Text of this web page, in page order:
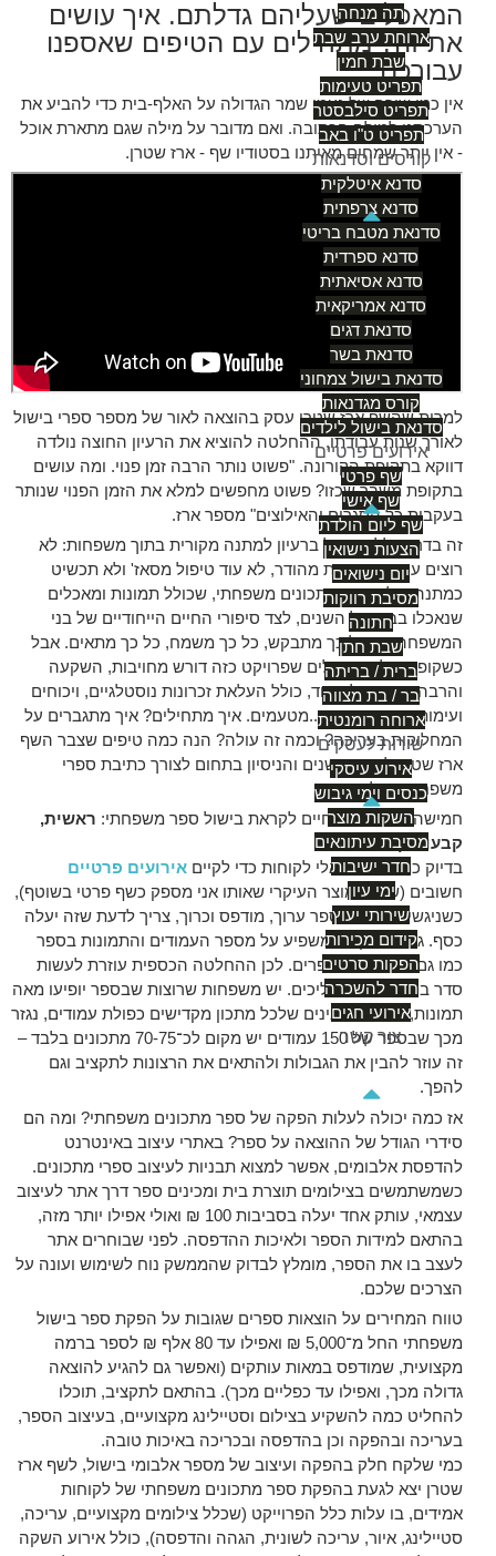
תה מנחה
ארוחת ערב שבת
שבת חמין
תפריט טעימות
תפריט סילבסטר
תפריט ט"ו באב
קורסים וסדנאות
סדנא איטלקית
סדנא צרפתית
סדנאת מטבח בריטי
סדנא ספרדית
סדנא אסיאתית
סדנא אמריקאית
סדנאת דגים
סדנאת בשר
סדנאת בישול צמחוני
קורס מגדנאות
סדנאת בישול לילדים
אירועים פרטיים
שף פרטי
שף אישי
שף ליום הולדת
הצעות נישואין
יום נישואים
מסיבת רווקות
חתונה
שבת חתן
ברית / בריתה
בר / בת מצווה
ארוחה רומנטית
שירות לעסקים
אירוע עיסקי
כנסים וימי גיבוש
השקות מוצר
מסיבת עיתונאים
חדר ישיבות
ימי עיון
שירותי יעוץ
קידום מכירות
הפקות סרטים
חדר להשכרה
אירועי חגים
צור קשר
המאכלים שעליהם גדלתם. איך עושים
את זה? מתחילים עם הטיפים שאספנו
עבורכם.
אין כמו שירה של נעמי שמר הגדולה על האלף-בית כדי להביע את
הערכתנו למילה הכתובה. ואם מדובר על מילה שגם מתארת אוכל
- אין יותר שמחים מאיתנו בסטודיו שף - ארז שטרן.
למרות שהשף ארז שטרן עסק בהוצאה לאור של מספר ספרי בישול
לאורך שנות עבודתו, ההחלטה להוציא את הרעיון החוצה נולדה
דווקא בתקופת הקורונה. "פשוט נותר הרבה זמן פנוי. ומה עושים
בתקופת משבר שכזו? פשוט מחפשים למלא את הזמן הפנוי שנותר
בעקבות כל הסגרים והאילוצים" מספר ארז.
זה בדרך כלל מתחיל ברעיון למתנה מקורית בתוך משפחות: לא
רוצים עוד סט מגבות מהודר, לא עוד טיפול מסאז' ולא תכשיט
כמתנה. אלא ספר מתכונים משפחתי, שכולל תמונות ומאכלים
שנאכלו בבית כל השנים, לצד סיפורי החיים הייחודיים של בני
המשפחה. זה כל כך מתבקש, כל כך משמח, כל כך מתאים. אבל
כשקופצים למים מגלים שפרויקט כזה דורש מחויבות, השקעה
והרבה שעות של ביחד, כולל העלאת זכרונות נוסטלגיים, ויכוחים
ועימותים. והכי חשוב...מטעמים. איך מתחילים? איך מתגברים על
המחלוקות בעריכה? וכמה זה עולה? הנה כמה טיפים שצבר השף
ארז שטרן לאורך השנים והניסיון בתחום לצורך כתיבת ספרי
משפחה מוצלחים.
חמישה צעדים הכרחיים לקראת בישול ספר משפחתי: ראשית,
קבעו תקציב
בדיוק כמו שפונים אלי לקוחות כדי לקיים אירועים פרטיים
חשובים (שזה המוצר העיקרי שאותו אני מספק כשף פרטי בשוטף),
כשניגשים להוציא ספר ערוך, מודפס וכרוך, צריך לדעת שזה יעלה
כסף. גודל התקציב משפיע על מספר העמודים והתמונות בספר
כמו גם על כמות הספרים. לכן ההחלטה הכספית עוזרת לעשות
סדר בכל שאר התהליכים. יש משפחות שרוצות שבספר יופיעו מאה
תמונות, אבל כשמבינים שלכל מתכון מקדישים כפולת עמודים, נגזר
מכך שבספר של 150 עמודים יש מקום לכ־70-75 מתכונים בלבד –
זה עוזר להבין את הגבולות ולהתאים את הרצונות לתקציב וגם
להפך.
אז כמה יכולה לעלות הפקה של ספר מתכונים משפחתי? ומה הם
סידרי הגודל של ההוצאה על ספר? באתרי עיצוב באינטרנט
להדפסת אלבומים, אפשר למצוא תבניות לעיצוב ספרי מתכונים.
כשמשתמשים בצילומים תוצרת בית ומכינים ספר דרך אתר לעיצוב
עצמאי, עותק אחד יעלה בסביבות 100 ₪ ואולי אפילו יותר מזה,
בהתאם למידות הספר ולאיכות ההדפסה. לפני שבוחרים אתר
לעצב בו את הספר, מומלץ לבדוק שהממשק נוח לשימוש ועונה על
הצרכים שלכם.
טווח המחירים על הוצאות ספרים שגובות על הפקת ספר בישול
משפחתי החל מ־5,000 ₪ ואפילו עד 80 אלף ₪ לספר ברמה
מקצועית, שמודפס במאות עותקים (ואפשר גם להגיע להוצאה
גדולה מכך, ואפילו עד כפליים מכך). בהתאם לתקציב, תוכלו
להחליט כמה להשקיע בצילום וסטיילינג מקצועיים, בעיצוב הספר,
בעריכה ובהפקה וכן בהדפסה ובכריכה באיכות טובה.
כמי שלקח חלק בהפקה ועיצוב של מספר אלבומי בישול, לשף ארז
שטרן יצא לגעת בהפקת ספר מתכונים משפחתי של לקוחות
אמידים, בו עלות כלל הפרוייקט (שכלל צילומים מקצועיים, עריכה,
סטיילינג, איור, עריכה לשונית, הגהה והדפסה), כולל אירוע השקה